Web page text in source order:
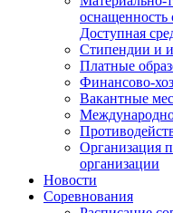
оснащенность
Доступная
Стипендии и
Платные
Финансово-
Вакантные
Организация
организации
Новости
Соревнования